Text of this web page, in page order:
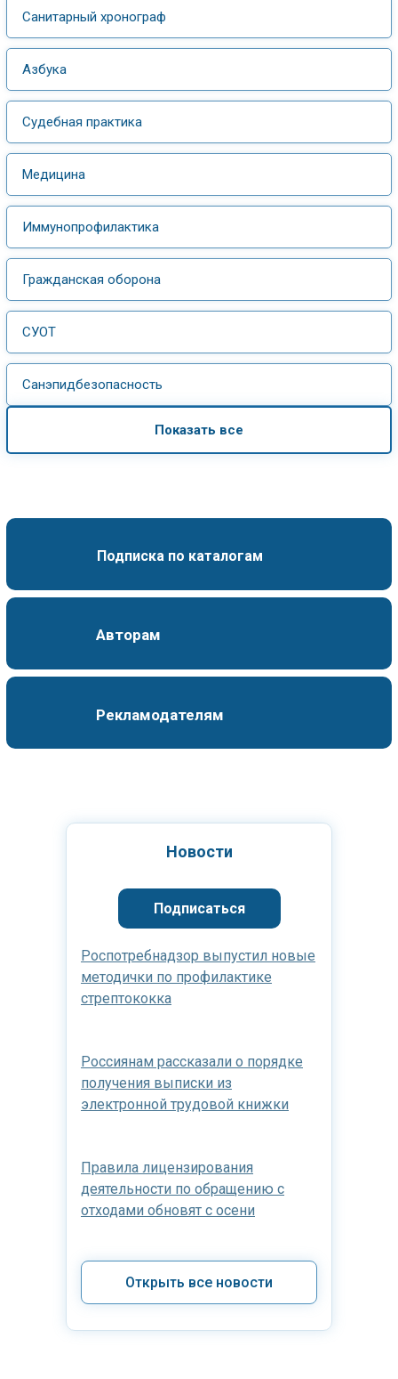
Санитарный хронограф
Азбука
Судебная практика
Медицина
Иммунопрофилактика
Гражданская оборона
СУОТ
Санэпидбезопасность
Показать все
Подписка по каталогам
Авторам
Рекламодателям
Новости
Подписаться
Роспотребнадзор выпустил новые
методички по профилактике
стрептококка
Россиянам рассказали о порядке
получения выписки из
электронной трудовой книжки
Правила лицензирования
деятельности по обращению с
отходами обновят с осени
Открыть все новости